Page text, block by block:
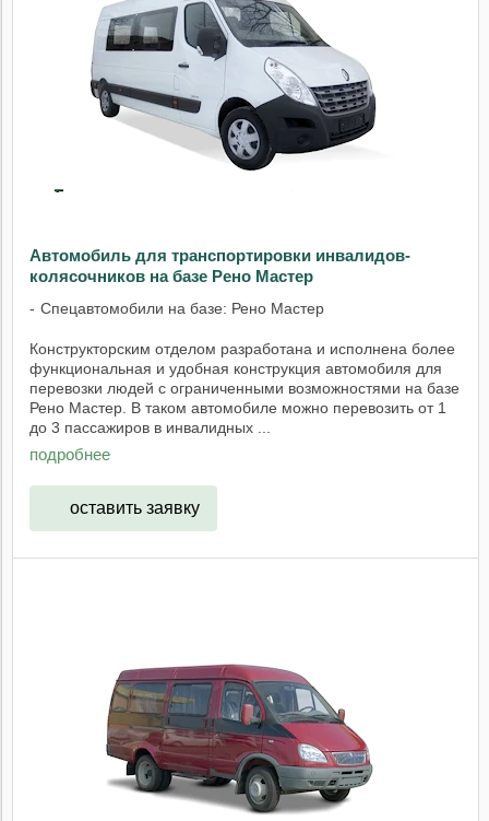
Автомобиль для транспортировки инвалидов-
колясочников на базе Рено Мастер
Спецавтомобили на базе: Рено Мастер
Конструкторским отделом разработана и исполнена более
функциональная и удобная конструкция автомобиля для
перевозки людей с ограниченными возможностями на базе
Рено Мастер. В таком автомобиле можно перевозить от 1
до 3 пассажиров в инвалидных ...
подробнее
оставить заявку